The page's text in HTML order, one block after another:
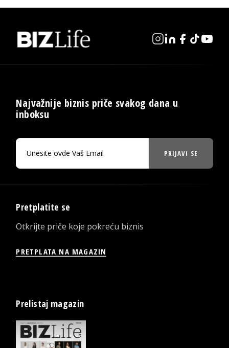
Najvažnije biznis priče svakog dana u
inboksu
PRIJAVI SE
Pretplatite se
Otkrijte priče koje pokreću biznis
PRETPLATA NA MAGAZIN
Prelistaj magazin